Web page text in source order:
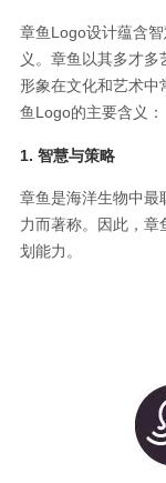
章鱼Logo设计蕴含
义。章鱼以其多才
形象在文化和艺术中
鱼Logo的主要含义：
1. 智慧与策略
章鱼是海洋生物中最
力而著称。因此，
划能力。